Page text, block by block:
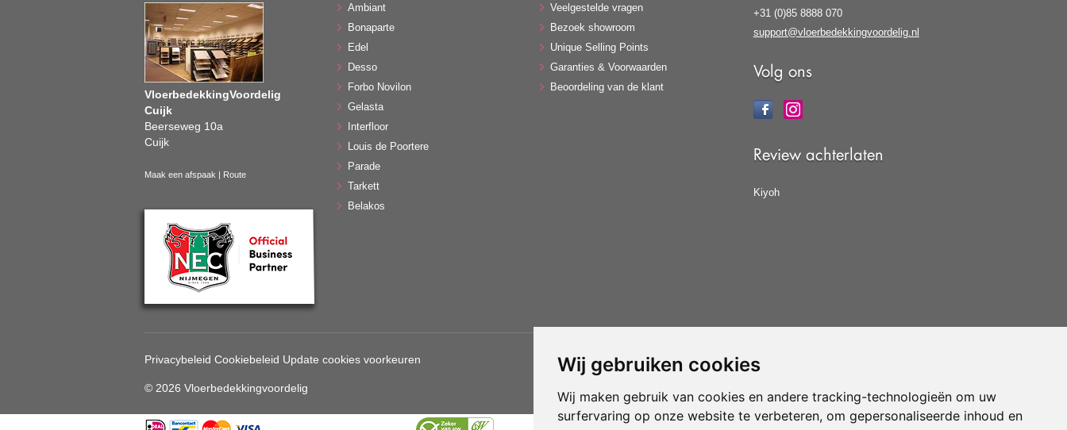
Wij gebruiken cookies
Wij maken gebruik van cookies en andere tracking-technologieën om uw
surfervaring op onze website te verbeteren, om gepersonaliseerde inhoud en
VloerbedekkingVoordelig
Cuijk
Beerseweg 10a
Cuijk
Maak een afspaak | Route
Ambiant
Bonaparte
Edel
Desso
Forbo Novilon
Gelasta
Interfloor
Louis de Poortere
Parade
Tarkett
Belakos
Veelgestelde vragen
Bezoek showroom
Unique Selling Points
Garanties & Voorwaarden
Beoordeling van de klant
+31 (0)85 8888 070
support@vloerbedekkingvoordelig.nl
Volg ons
Review achterlaten
Kiyoh
Privacybeleid Cookiebeleid Update cookies voorkeuren
© 2026 Vloerbedekkingvoordelig
Gebruik van deze site betekent dat u dealgemene voorwaarden